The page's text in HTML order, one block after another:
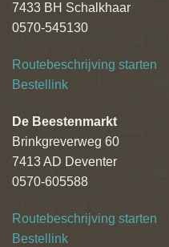
7433 BH Schalkhaar
0570-545130
Routebeschrijving starten
Bestellink
De Beestenmarkt
Brinkgreverweg 60
7413 AD Deventer
0570-605588
Routebeschrijving starten
Bestellink